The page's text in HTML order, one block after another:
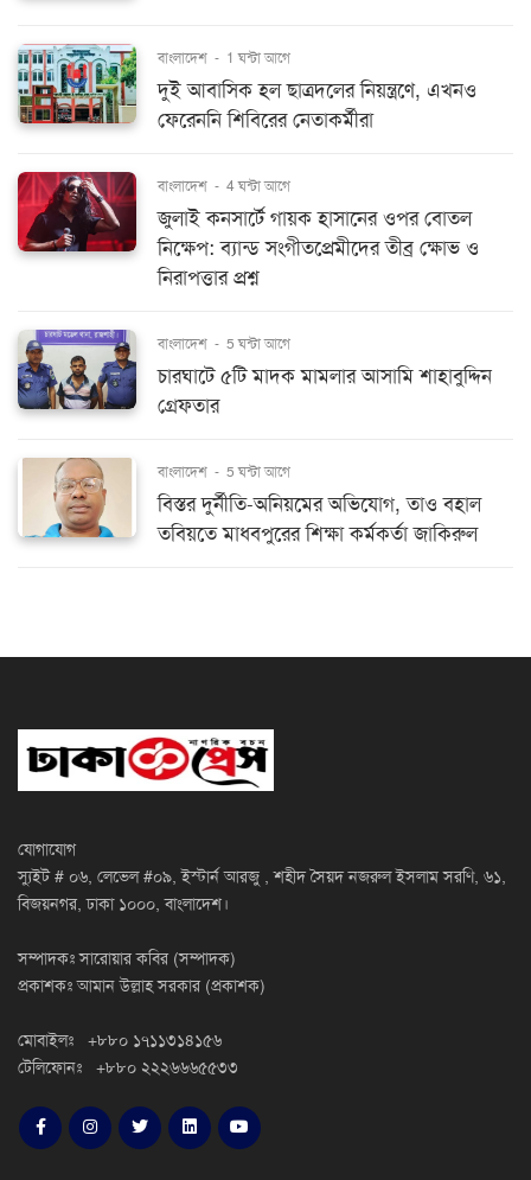
বাংলাদেশ - 1 ঘন্টা আগে
দুই আবাসিক হল ছাত্রদলের নিয়ন্ত্রণে, এখনও
ফেরেননি শিবিরের নেতাকর্মীরা
বাংলাদেশ - 4 ঘন্টা আগে
জুলাই কনসার্টে গায়ক হাসানের ওপর বোতল
নিক্ষেপ: ব্যান্ড সংগীতপ্রেমীদের তীব্র ক্ষোভ ও
নিরাপত্তার প্রশ্ন
বাংলাদেশ - 5 ঘন্টা আগে
চারঘাটে ৫টি মাদক মামলার আসামি শাহাবুদ্দিন
গ্রেফতার
বাংলাদেশ - 5 ঘন্টা আগে
বিস্তর দুর্নীতি-অনিয়মের অভিযোগ, তাও বহাল
তবিয়তে মাধবপুরের শিক্ষা কর্মকর্তা জাকিরুল
যোগাযোগ
স্যুইট # ০৬, লেভেল #০৯, ইস্টার্ন আরজু , শহীদ সৈয়দ নজরুল ইসলাম সরণি, ৬১,
বিজয়নগর, ঢাকা ১০০০, বাংলাদেশ।
সম্পাদকঃ সারোয়ার কবির (সম্পাদক)
প্রকাশকঃ আমান উল্লাহ সরকার (প্রকাশক)
মোবাইলঃ +৮৮০ ১৭১১৩১৪১৫৬
টেলিফোনঃ +৮৮০ ২২২৬৬৬৫৫৩৩